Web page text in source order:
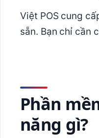
Việt POS cung
sẵn. Bạn chỉ cần
Phần
năng gì?